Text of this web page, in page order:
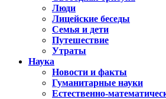
Люди
Лицейские беседы
Семья и дети
Путешествие
Утраты
Наука
Новости и факты
Гуманитарные науки
Естественно-